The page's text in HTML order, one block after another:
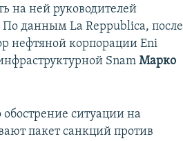
на ней руководителей
данным La Reppublica, после
нефтяной корпорации Eni
SnamМарко
ситуации на
пакет санкций против